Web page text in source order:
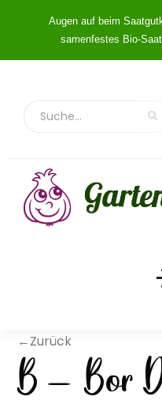
Augen auf beim
samenfestes Bio-
B – Bor
←Zurück